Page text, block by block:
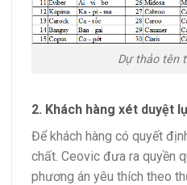
Dự thảo tên
2. Khách hàng xét duyệt
Để khách hàng có quyết
chất. Ceovic đưa ra quyền
phương án yêu thích theo